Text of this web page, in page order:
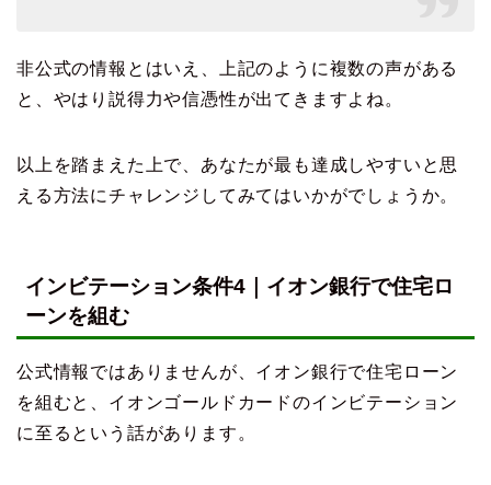
非公式の情報とはいえ、上記のように複数の声がある
と、やはり説得力や信憑性が出てきますよね。
以上を踏まえた上で、あなたが最も達成しやすいと思
える方法にチャレンジしてみてはいかがでしょうか。
インビテーション条件4｜イオン銀行で住宅ロ
ーンを組む
公式情報ではありませんが、イオン銀行で住宅ローン
を組むと、イオンゴールドカードのインビテーション
に至るという話があります。